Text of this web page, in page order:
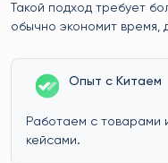
Такой подход требует
обычно экономит время,
Опыт с Китаем
Работаем с товарами
кейсами.